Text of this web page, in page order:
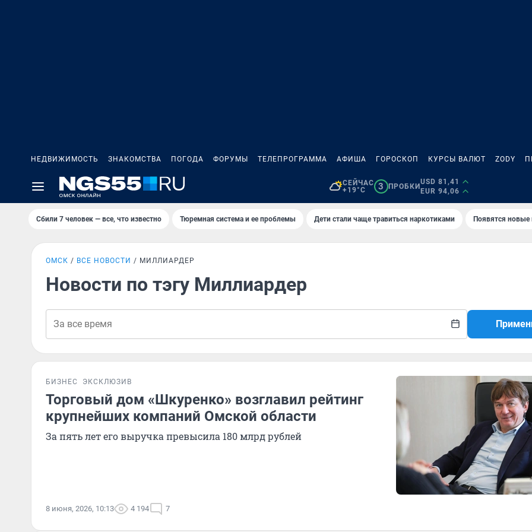
НЕДВИЖИМОСТЬ ЗНАКОМСТВА ПОГОДА ФОРУМЫ ТЕЛЕПРОГРАММА АФИША ГОРОСКОП КУРСЫ ВАЛЮТ ZODY
СЕЙЧАС
+19°C
3 ПРОБКИ
USD 81,41
EUR 94,06
Сбили 7 человек — все, что известно Тюремная система и ее проблемы Дети стали чаще травиться наркотиками Появятся
ОМСК ВСЕ НОВОСТИ МИЛЛИАРДЕР
Новости по тэгу Миллиардер
БИЗНЕС ЭКСКЛЮЗИВ
Торговый дом «Шкуренко» возглавил рейтинг
крупнейших компаний Омской области
За пять лет его выручка превысила 180 млрд рублей
8 июня, 2026, 10:13 4 194 7